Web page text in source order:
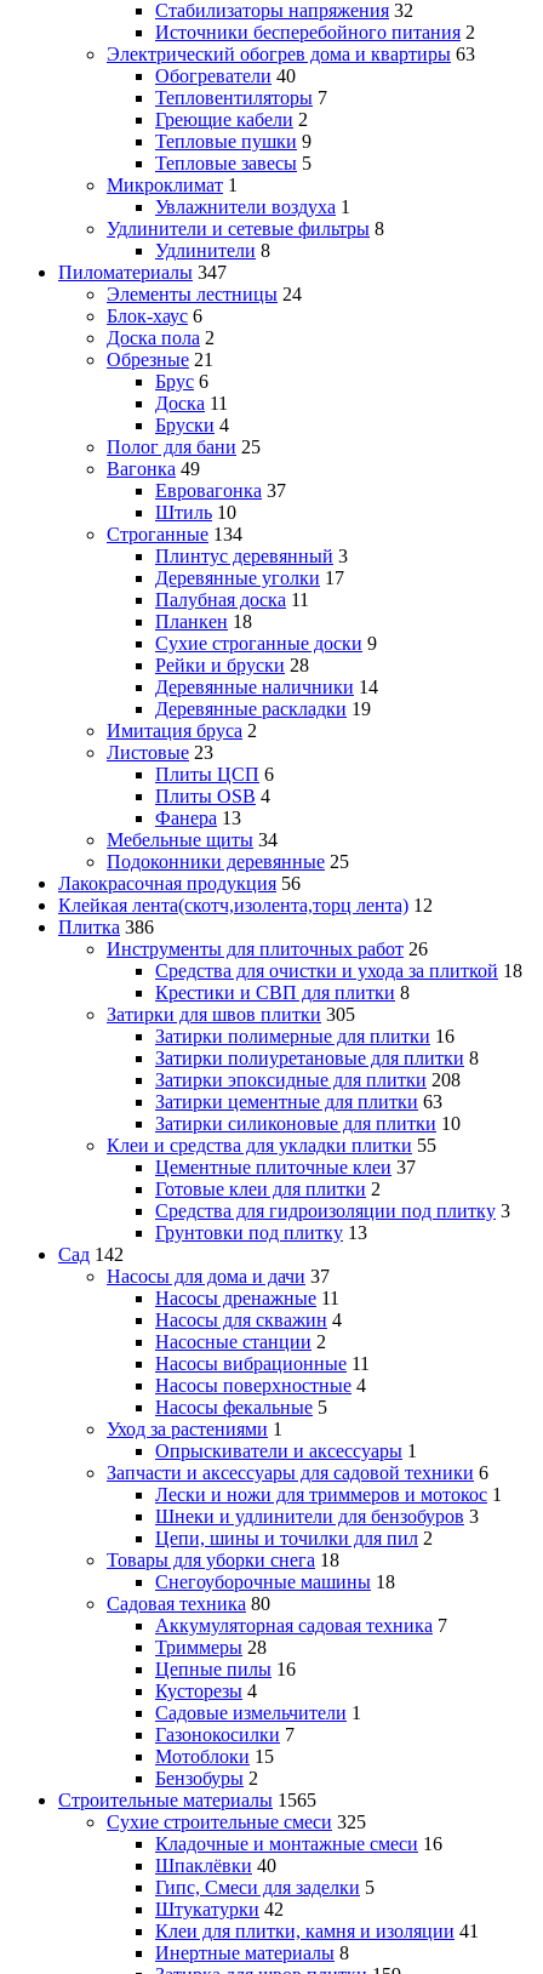
Стабилизаторы напряжения 32
Источники бесперебойного питания 2
Электрический обогрев дома и квартиры 63
Обогреватели 40
Тепловентиляторы 7
Греющие кабели 2
Тепловые пушки 9
Тепловые завесы 5
Микроклимат 1
Увлажнители воздуха 1
Удлинители и сетевые фильтры 8
Удлинители 8
Пиломатериалы 347
Элементы лестницы 24
Блок-хаус 6
Доска пола 2
Обрезные 21
Брус 6
Доска 11
Бруски 4
Полог для бани 25
Вагонка 49
Евровагонка 37
Штиль 10
Строганные 134
Плинтус деревянный 3
Деревянные уголки 17
Палубная доска 11
Планкен 18
Сухие строганные доски 9
Рейки и бруски 28
Деревянные наличники 14
Деревянные раскладки 19
Имитация бруса 2
Листовые 23
Плиты ЦСП 6
Плиты OSB 4
Фанера 13
Мебельные щиты 34
Подоконники деревянные 25
Лакокрасочная продукция 56
Клейкая лента(скотч,изолента,торц лента) 12
Плитка 386
Инструменты для плиточных работ 26
Средства для очистки и ухода за плиткой 18
Крестики и СВП для плитки 8
Затирки для швов плитки 305
Затирки полимерные для плитки 16
Затирки полиуретановые для плитки 8
Затирки эпоксидные для плитки 208
Затирки цементные для плитки 63
Затирки силиконовые для плитки 10
Клеи и средства для укладки плитки 55
Цементные плиточные клеи 37
Готовые клеи для плитки 2
Средства для гидроизоляции под плитку 3
Грунтовки под плитку 13
Сад 142
Насосы для дома и дачи 37
Насосы дренажные 11
Насосы для скважин 4
Насосные станции 2
Насосы вибрационные 11
Насосы поверхностные 4
Насосы фекальные 5
Уход за растениями 1
Опрыскиватели и аксессуары 1
Запчасти и аксессуары для садовой техники 6
Лески и ножи для триммеров и мотокос 1
Шнеки и удлинители для бензобуров 3
Цепи, шины и точилки для пил 2
Товары для уборки снега 18
Снегоуборочные машины 18
Садовая техника 80
Аккумуляторная садовая техника 7
Триммеры 28
Цепные пилы 16
Кусторезы 4
Садовые измельчители 1
Газонокосилки 7
Мотоблоки 15
Бензобуры 2
Строительные материалы 1565
Сухие строительные смеси 325
Кладочные и монтажные смеси 16
Шпаклёвки 40
Гипс, Смеси для заделки 5
Штукатурки 42
Клеи для плитки, камня и изоляции 41
Инертные материалы 8